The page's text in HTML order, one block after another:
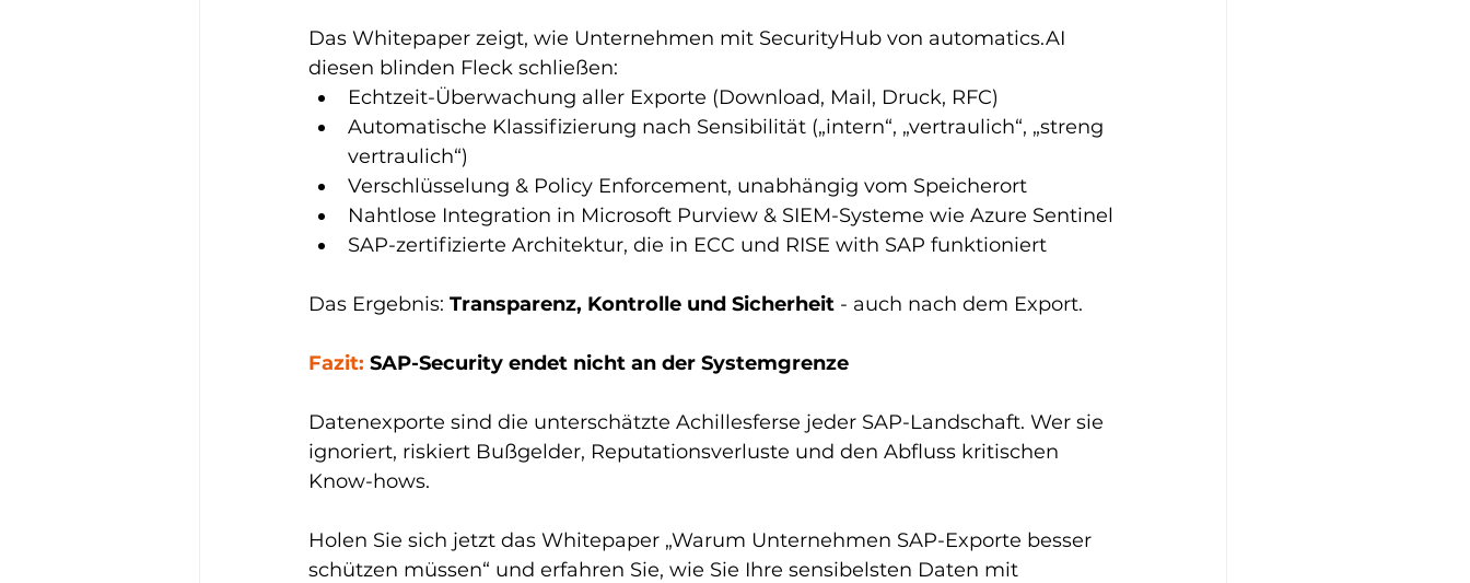
Das Whitepaper zeigt, wie Unternehmen mit SecurityHub von automatics.AI
diesen blinden Fleck schließen:
Echtzeit-Überwachung aller Exporte (Download, Mail, Druck, RFC)
Automatische Klassifizierung nach Sensibilität („intern“, „vertraulich“, „streng
vertraulich“)
Verschlüsselung & Policy Enforcement, unabhängig vom Speicherort
Nahtlose Integration in Microsoft Purview & SIEM-Systeme wie Azure Sentinel
SAP-zertifizierte Architektur, die in ECC und RISE with SAP funktioniert
Das Ergebnis: Transparenz, Kontrolle und Sicherheit - auch nach dem Export.
Fazit: SAP-Security endet nicht an der Systemgrenze
Datenexporte sind die unterschätzte Achillesferse jeder SAP-Landschaft. Wer sie
ignoriert, riskiert Bußgelder, Reputationsverluste und den Abfluss kritischen
Know-hows.
Holen Sie sich jetzt das Whitepaper „Warum Unternehmen SAP-Exporte besser
schützen müssen“ und erfahren Sie, wie Sie Ihre sensibelsten Daten mit